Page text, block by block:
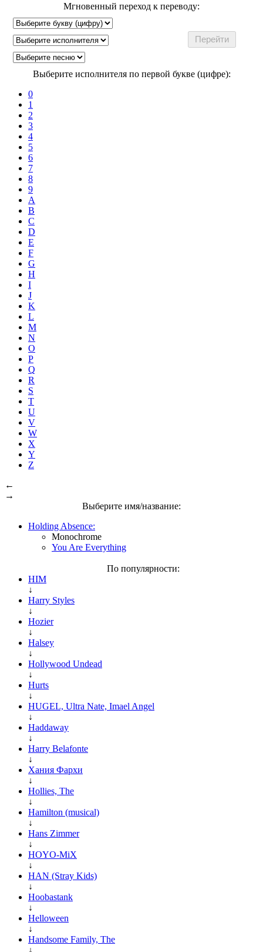
Мгновенный переход к переводу:
Выберите исполнителя по первой букве (цифре):
0
1
2
3
4
5
6
7
8
9
A
B
C
D
E
F
G
H
I
J
K
L
M
N
O
P
Q
R
S
T
U
V
W
X
Y
Z
←
→
Выберите имя/название:
Holding Absence:
Monochrome
You Are Everything
По популярности:
HIM
↓
Harry Styles
↓
Hozier
↓
Halsey
↓
Hollywood Undead
↓
Hurts
↓
HUGEL, Ultra Nate, Imael Angel
↓
Haddaway
↓
Harry Belafonte
↓
Хания Фархи
↓
Hollies, The
↓
Hamilton (musical)
↓
Hans Zimmer
↓
HOYO-MiX
↓
HAN (Stray Kids)
↓
Hoobastank
↓
Helloween
↓
Handsome Family, The
↓